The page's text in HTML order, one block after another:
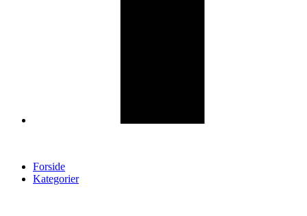
Forside
Kategorier